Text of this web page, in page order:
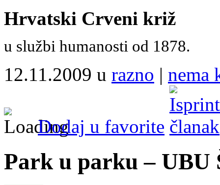
Hrvatski Crveni križ
u službi humanosti od 1878.
12.11.2009 u razno | nema
Dodaj u favorite
Park u parku – UBU